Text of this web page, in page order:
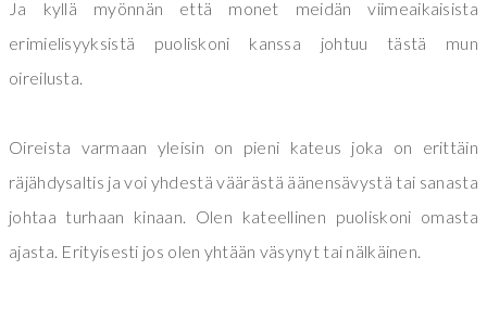
Ja kyllä myönnän että monet meidän viimeaikaisista
erimielisyyksistä puoliskoni kanssa johtuu tästä mun
oireilusta.
Oireista varmaan yleisin on pieni kateus joka on erittäin
räjähdysaltis ja voi yhdestä väärästä äänensävystä tai sanasta
johtaa turhaan kinaan. Olen kateellinen puoliskoni omasta
ajasta. Erityisesti jos olen yhtään väsynyt tai nälkäinen.